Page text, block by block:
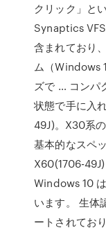
クリック」と
Synaptics
含まれており
ム（Windows
ズで … コンパ
状態で手に入
49J)。X30系
基本的なスペ
X60(1706-
Windows 10
います。 生体
ートされてお